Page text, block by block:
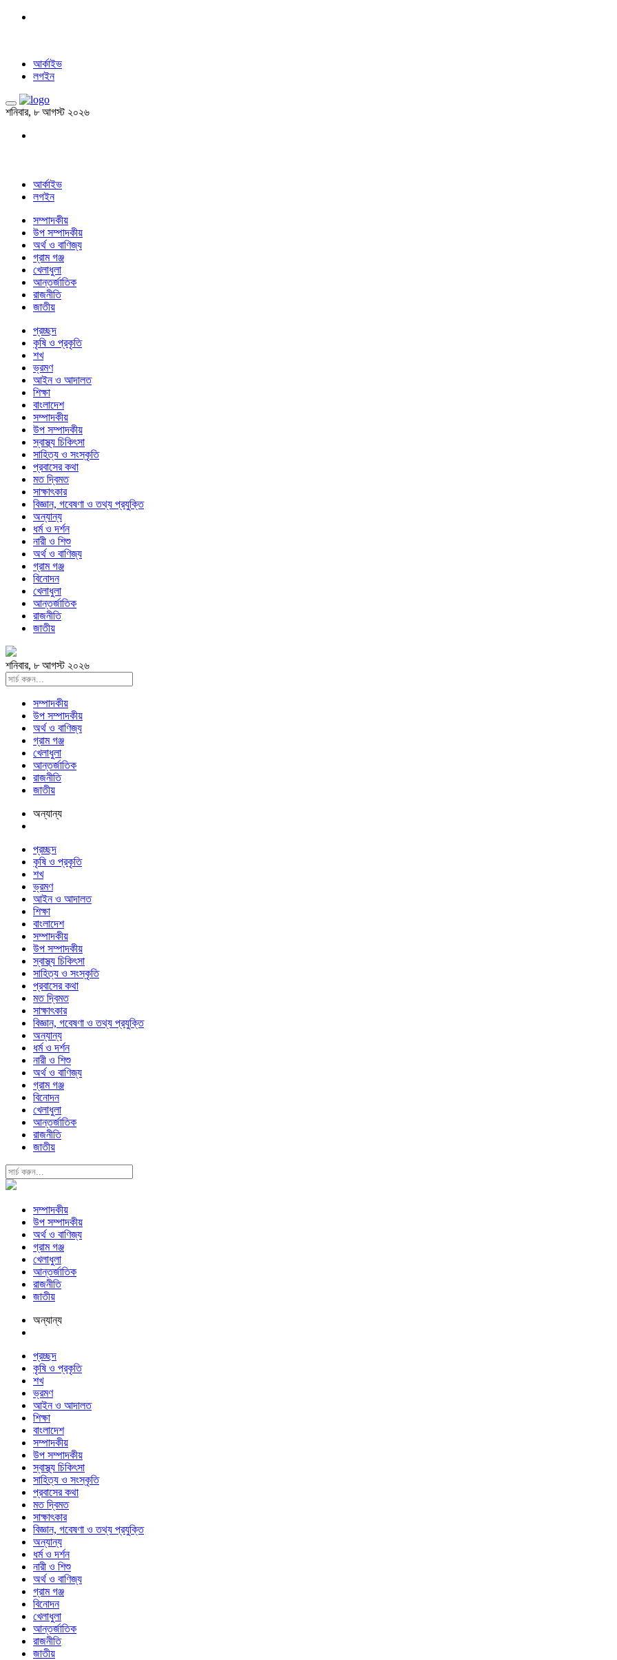
আর্কাইভ
লগইন
শনিবার, ৮ আগস্ট ২০২৬
আর্কাইভ
লগইন
সম্পাদকীয়
উপ সম্পাদকীয়
অর্থ ও বাণিজ্য
গ্রাম গঞ্জ
খেলাধুলা
আন্তর্জাতিক
রাজনীতি
জাতীয়
প্রচ্ছদ
কৃষি ও প্রকৃতি
শখ
ভ্রমণ
আইন ও আদালত
শিক্ষা
বাংলাদেশ
সম্পাদকীয়
উপ সম্পাদকীয়
স্বাস্থ্য চিকিৎসা
সাহিত্য ও সংস্কৃতি
প্রবাসের কথা
মত দ্বিমত
সাক্ষাৎকার
বিজ্ঞান, গবেষণা ও তথ্য প্রযুক্তি
অন্যান্য
ধর্ম ও দর্শন
নারী ও শিশু
অর্থ ও বাণিজ্য
গ্রাম গঞ্জ
বিনোদন
খেলাধুলা
আন্তর্জাতিক
রাজনীতি
জাতীয়
শনিবার, ৮ আগস্ট ২০২৬
সম্পাদকীয়
উপ সম্পাদকীয়
অর্থ ও বাণিজ্য
গ্রাম গঞ্জ
খেলাধুলা
আন্তর্জাতিক
রাজনীতি
জাতীয়
অন্যান্য
প্রচ্ছদ
কৃষি ও প্রকৃতি
শখ
ভ্রমণ
আইন ও আদালত
শিক্ষা
বাংলাদেশ
সম্পাদকীয়
উপ সম্পাদকীয়
স্বাস্থ্য চিকিৎসা
সাহিত্য ও সংস্কৃতি
প্রবাসের কথা
মত দ্বিমত
সাক্ষাৎকার
বিজ্ঞান, গবেষণা ও তথ্য প্রযুক্তি
অন্যান্য
ধর্ম ও দর্শন
নারী ও শিশু
অর্থ ও বাণিজ্য
গ্রাম গঞ্জ
বিনোদন
খেলাধুলা
আন্তর্জাতিক
রাজনীতি
জাতীয়
সম্পাদকীয়
উপ সম্পাদকীয়
অর্থ ও বাণিজ্য
গ্রাম গঞ্জ
খেলাধুলা
আন্তর্জাতিক
রাজনীতি
জাতীয়
অন্যান্য
প্রচ্ছদ
কৃষি ও প্রকৃতি
শখ
ভ্রমণ
আইন ও আদালত
শিক্ষা
বাংলাদেশ
সম্পাদকীয়
উপ সম্পাদকীয়
স্বাস্থ্য চিকিৎসা
সাহিত্য ও সংস্কৃতি
প্রবাসের কথা
মত দ্বিমত
সাক্ষাৎকার
বিজ্ঞান, গবেষণা ও তথ্য প্রযুক্তি
অন্যান্য
ধর্ম ও দর্শন
নারী ও শিশু
অর্থ ও বাণিজ্য
গ্রাম গঞ্জ
বিনোদন
খেলাধুলা
আন্তর্জাতিক
রাজনীতি
জাতীয়